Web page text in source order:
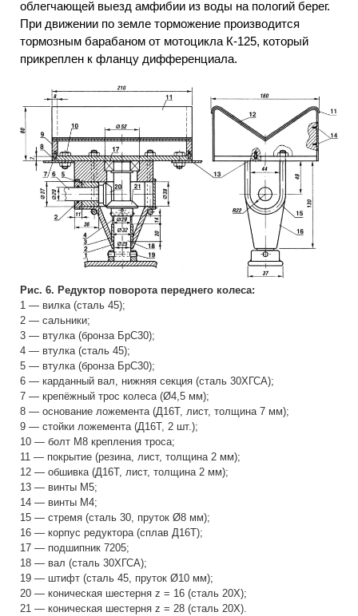
облегчающей выезд амфибии из воды на пологий берег.
При движении по земле торможение производится
тормозным барабаном от мотоцикла К-125, который
прикреплен к фланцу дифференциала.
Рис. 6. Редуктор поворота переднего колеса:
1 — вилка (сталь 45);
2 — сальники;
3 — втулка (бронза БрС30);
4 — втулка (сталь 45);
5 — втулка (бронза БрС30);
6 — карданный вал, нижняя секция (сталь 30ХГСА);
7 — крепёжный трос колеса (Ø4,5 мм);
8 — основание ложемента (Д16Т, лист, толщина 7 мм);
9 — стойки ложемента (Д16Т, 2 шт.);
10 — болт М8 крепления троса;
11 — покрытие (резина, лист, толщина 2 мм);
12 — обшивка (Д16Т, лист, толщина 2 мм);
13 — винты М5;
14 — винты М4;
15 — стремя (сталь 30, пруток Ø8 мм);
16 — корпус редуктора (сплав Д16Т);
17 — подшипник 7205;
18 — вал (сталь 30ХГСА);
19 — штифт (сталь 45, пруток Ø10 мм);
20 — коническая шестерня z = 16 (сталь 20Х);
21 — коническая шестерня z = 28 (сталь 20Х).